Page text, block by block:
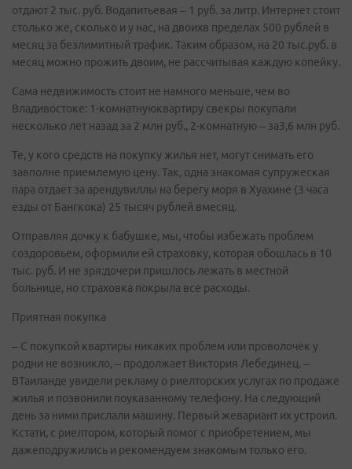
отдают 2 тыс. руб. Водапитьевая – 1 руб. за литр. Интернет стоит
столько же, сколько и у нас, на двоихв пределах 500 рублей в
месяц за безлимитный трафик. Таким образом, на 20 тыс.руб. в
месяц можно прожить двоим, не рассчитывая каждую копейку.
Сама недвижимость стоит не намного меньше, чем во
Владивостоке: 1­-комнатнуюквартиру свекры покупали
несколько лет назад за 2 млн руб., 2-­комнатную – за3,6 млн руб.
Те, у кого средств на покупку жилья нет, могут снимать его
завполне приемлемую цену. Так, одна знакомая супружеская
пара отдает за арендувиллы на берегу моря в Хуахине (3 часа
езды от Бангкока) 25 тысяч рублей вмесяц.
Отправляя дочку к бабушке, мы, чтобы избежать проблем
создоровьем, оформили ей страховку, которая обошлась в 10
тыс. руб. И не зря:дочери пришлось лежать в местной
больнице, но страховка покрыла все расходы.
Приятная покупка
– С покупкой квартиры никаких проблем или проволочек у
родни не возникло, – продолжает Виктория Лебединец. –
ВТаиланде увидели рекламу о риелторских услугах по продаже
жилья и позвонили поуказанному телефону. На следующий
день за ними прислали машину. Первый жевариант их устроил.
Кстати, с риелтором, который помог с приобретением, мы
дажеподружились и рекомендуем знакомым только его.